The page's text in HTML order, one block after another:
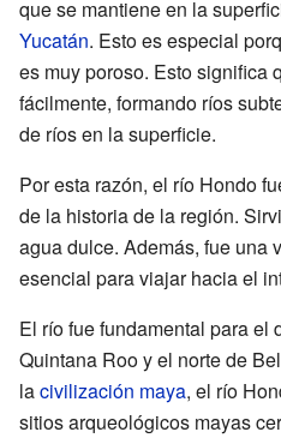
que se mantiene en la
Yucatán. Esto es especial
es muy poroso. Esto significa
fácilmente, formando ríos
de ríos en la superficie.
Por esta razón, el río Hondo
de la historia de la región.
agua dulce. Además, fue una
esencial para viajar hacia el
El río fue fundamental para el
Quintana Roo y el norte de
lacivilización maya, el río
sitios arqueológicos mayas